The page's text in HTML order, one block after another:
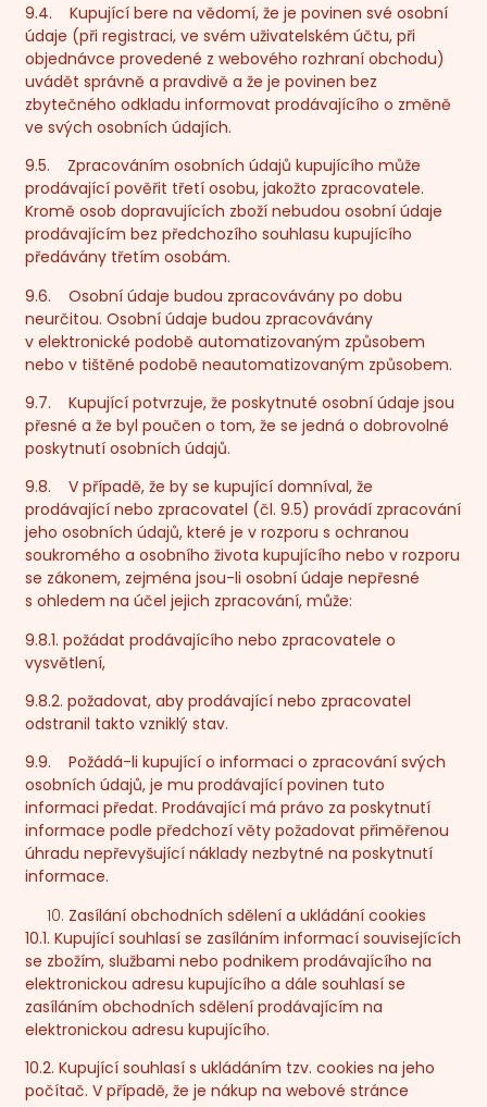
9.4. Kupující bere na vědomí, že je povinen své osobní
údaje (při registraci, ve svém uživatelském účtu, při
objednávce provedené z webového rozhraní obchodu)
uvádět správně a pravdivě a že je povinen bez
zbytečného odkladu informovat prodávajícího o změně
ve svých osobních údajích.
9.5. Zpracováním osobních údajů kupujícího může
prodávající pověřit třetí osobu, jakožto zpracovatele.
Kromě osob dopravujících zboží nebudou osobní údaje
prodávajícím bez předchozího souhlasu kupujícího
předávány třetím osobám.
9.6. Osobní údaje budou zpracovávány po dobu
neurčitou. Osobní údaje budou zpracovávány
v elektronické podobě automatizovaným způsobem
nebo v tištěné podobě neautomatizovaným způsobem.
9.7. Kupující potvrzuje, že poskytnuté osobní údaje jsou
přesné a že byl poučen o tom, že se jedná o dobrovolné
poskytnutí osobních údajů.
9.8. V případě, že by se kupující domníval, že
prodávající nebo zpracovatel (čl. 9.5) provádí zpracování
jeho osobních údajů, které je v rozporu s ochranou
soukromého a osobního života kupujícího nebo v rozporu
se zákonem, zejména jsou-li osobní údaje nepřesné
s ohledem na účel jejich zpracování, může:
9.8.1. požádat prodávajícího nebo zpracovatele o
vysvětlení,
9.8.2. požadovat, aby prodávající nebo zpracovatel
odstranil takto vzniklý stav.
9.9. Požádá-li kupující o informaci o zpracování svých
osobních údajů, je mu prodávající povinen tuto
informaci předat. Prodávající má právo za poskytnutí
informace podle předchozí věty požadovat přiměřenou
úhradu nepřevyšující náklady nezbytné na poskytnutí
informace.
Zasílání obchodních sdělení a ukládání cookies
10.1. Kupující souhlasí se zasíláním informací souvisejících
se zbožím, službami nebo podnikem prodávajícího na
elektronickou adresu kupujícího a dále souhlasí se
zasíláním obchodních sdělení prodávajícím na
elektronickou adresu kupujícího.
10.2. Kupující souhlasí s ukládáním tzv. cookies na jeho
počítač. V případě, že je nákup na webové stránce